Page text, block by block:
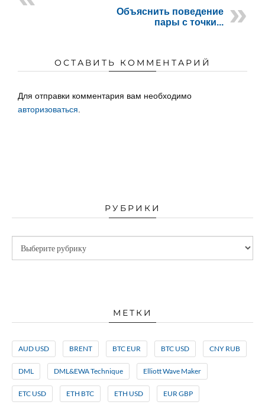
Объяснить поведение
пары с точки...
ОСТАВИТЬ КОММЕНТАРИЙ
Для отправки комментария вам необходимо
авторизоваться
РУБРИКИ
МЕТКИ
AUD USD BRENT BTC EUR BTC USD CNY RUB
DML DML&EWA Technique Elliott Wave Maker
ETC USD ETH BTC ETH USD EUR GBP